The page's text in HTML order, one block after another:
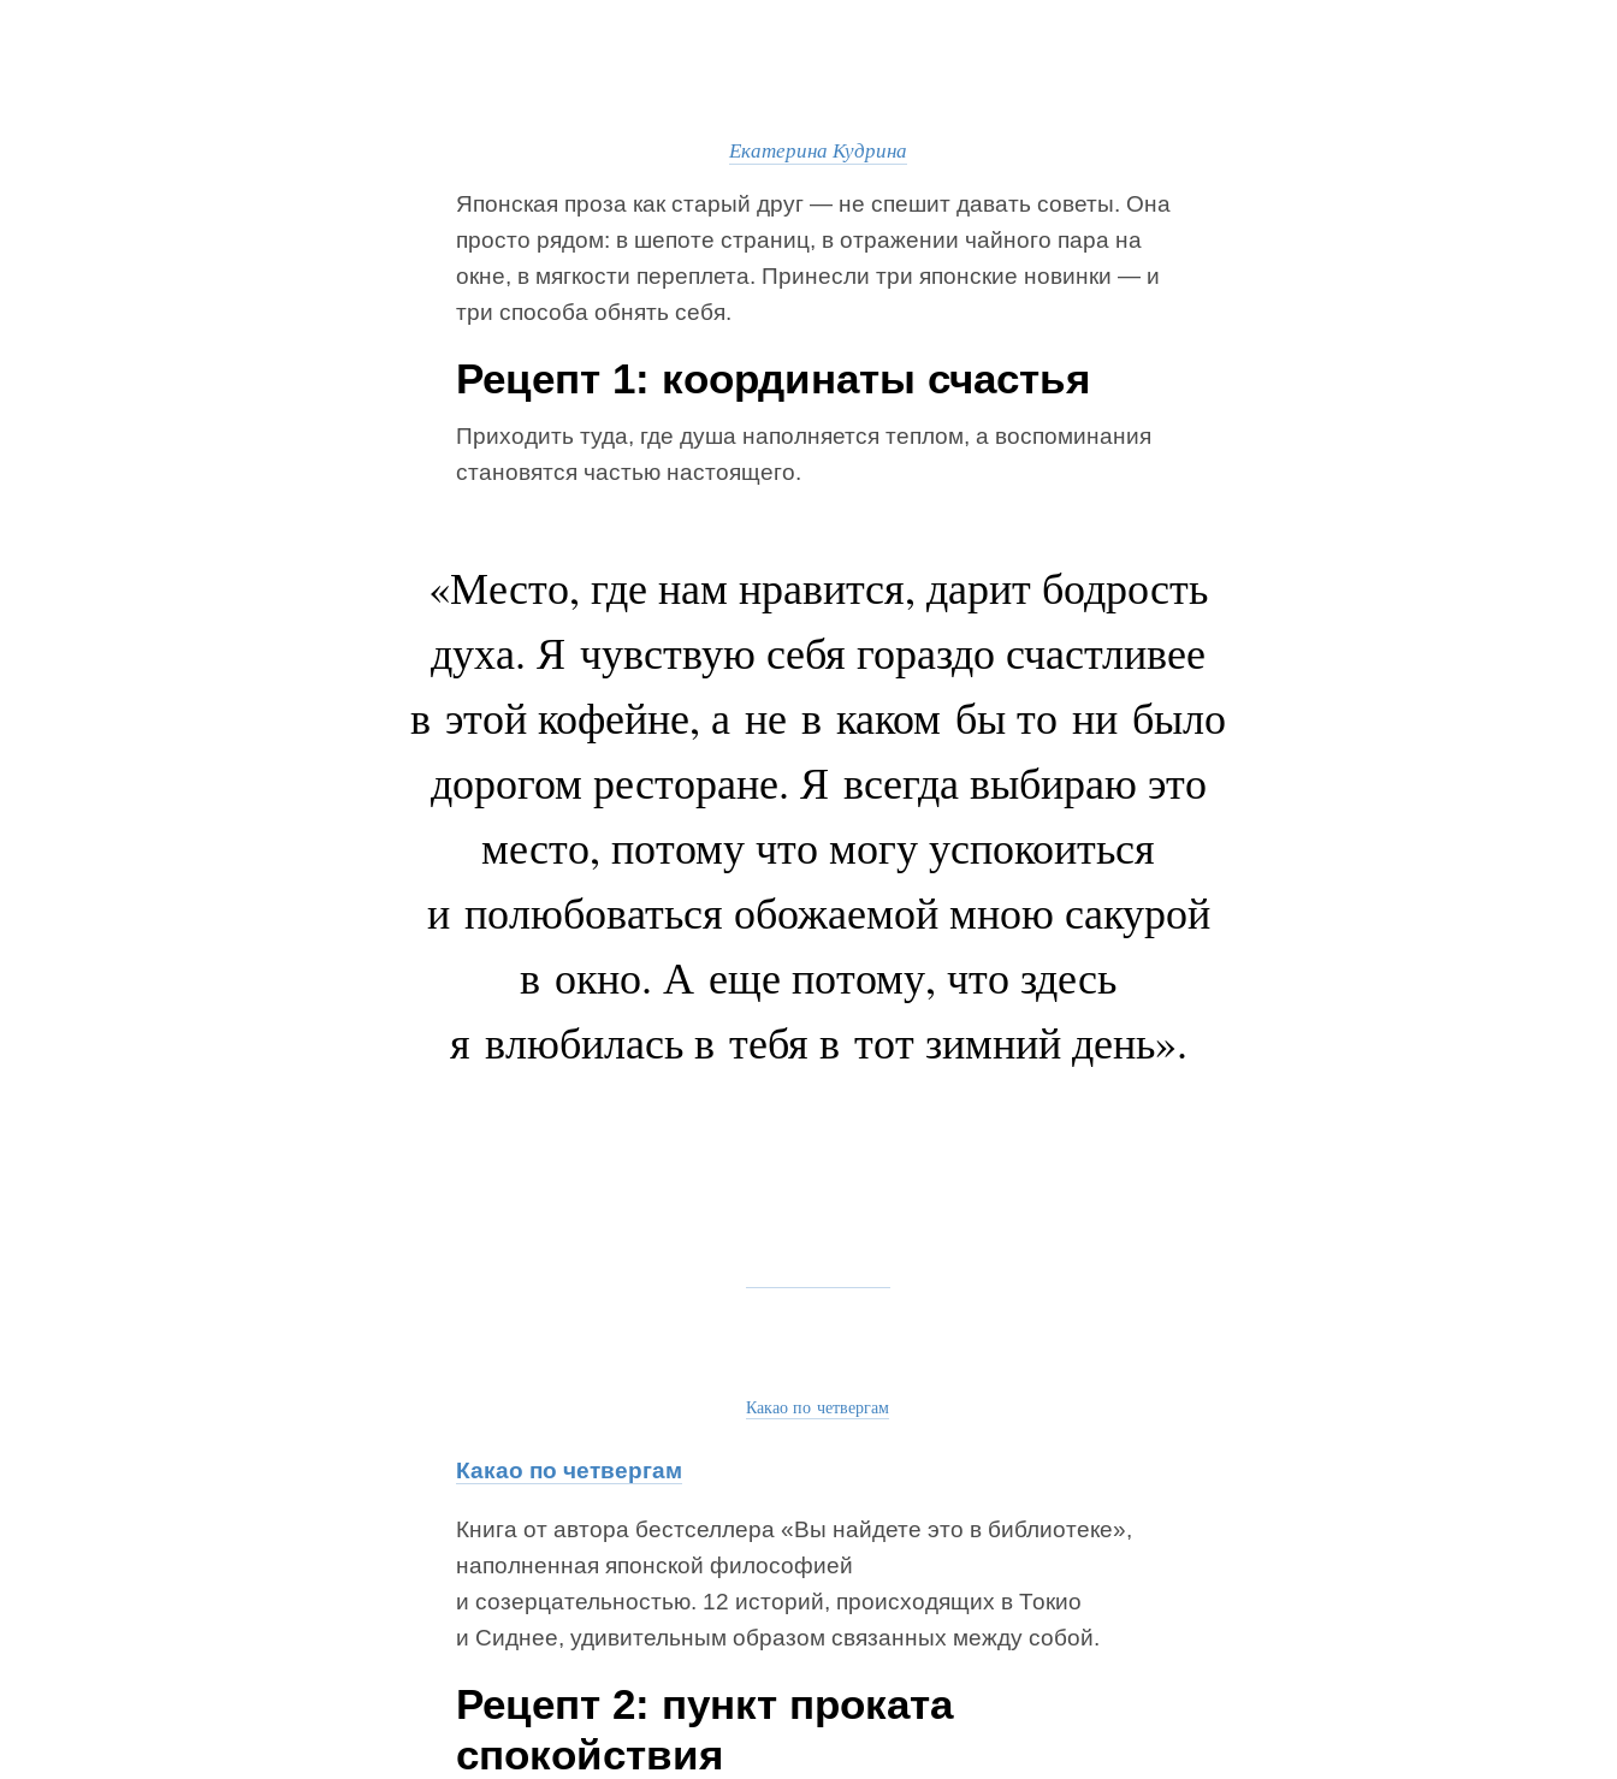
Екатерина Кудрина
Японская проза как старый друг — не спешит давать советы. Она
просто рядом: в шепоте страниц, в отражении чайного пара на
окне, в мягкости переплета. Принесли три японские новинки — и
три способа обнять себя.
Рецепт 1: координаты счастья
Приходить туда, где душа наполняется теплом, а воспоминания
становятся частью настоящего.
«Место, где нам нравится, дарит бодрость
духа. Я чувствую себя гораздо счастливее
в этой кофейне, а не в каком бы то ни было
дорогом ресторане. Я всегда выбираю это
место, потому что могу успокоиться
и полюбоваться обожаемой мною сакурой
в окно. А еще потому, что здесь
я влюбилась в тебя в тот зимний день».
Какао по четвергам
Какао по четвергам
Книга от автора бестселлера «Вы найдете это в библиотеке»,
наполненная японской философией
и созерцательностью. 12 историй, происходящих в Токио
и Сиднее, удивительным образом связанных между собой.
Рецепт 2: пункт проката
спокойствия